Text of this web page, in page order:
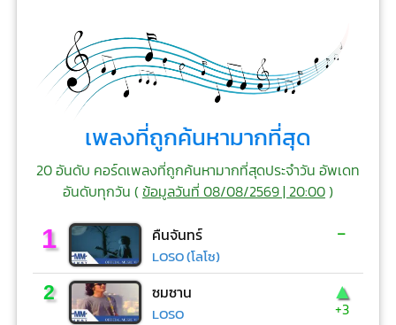
เพลงที่ถูกค้นหามากที่สุด
20 อันดับ คอร์ดเพลงที่ถูกค้นหามากที่สุดประจำวัน อัพเดท
อันดับทุกวัน (ข้อมูลวันที่ 08/08/2569 | 20:00)
1 คืนจันทร์
LOSO (โลโซ)
-
2 ซมซาน
LOSO
▲
+3